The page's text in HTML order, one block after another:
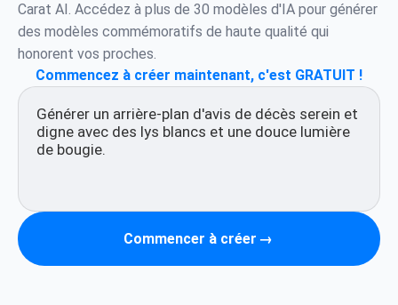
Carat AI. Accédez à plus de 30 modèles d'IA pour générer
des modèles commémoratifs de haute qualité qui
honorent vos proches.
Commencez à créer maintenant, c'est GRATUIT !
Commencer à créer →